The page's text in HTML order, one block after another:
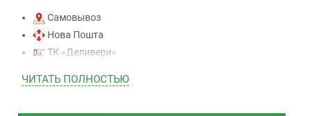
Самовывоз
Нова Пошта
ТК «Деливери»
ТК “Justin”
ЧИТАТЬ ПОЛНОСТЬЮ